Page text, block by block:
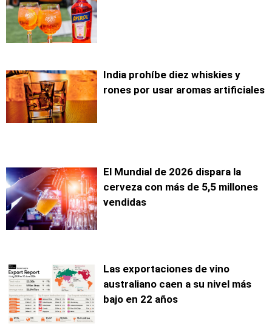
India prohíbe diez whiskies y
rones por usar aromas artificiales
El Mundial de 2026 dispara la
cerveza con más de 5,5 millones
vendidas
Las exportaciones de vino
australiano caen a su nivel más
bajo en 22 años